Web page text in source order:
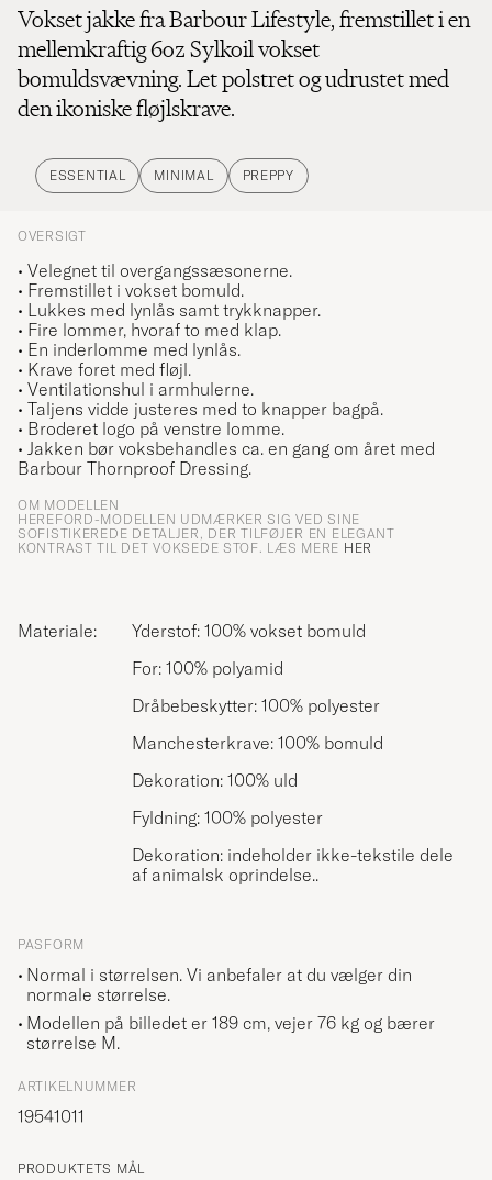
Vokset jakke fra Barbour Lifestyle, fremstillet i en
mellemkraftig 6oz Sylkoil vokset
bomuldsvævning. Let polstret og udrustet med
den ikoniske fløjlskrave.
ESSENTIAL MINIMAL PREPPY
OVERSIGT
• Velegnet til overgangssæsonerne.
• Fremstillet i vokset bomuld.
• Lukkes med lynlås samt trykknapper.
• Fire lommer, hvoraf to med klap.
• En inderlomme med lynlås.
• Krave foret med fløjl.
• Ventilationshul i armhulerne.
• Taljens vidde justeres med to knapper bagpå.
• Broderet logo på venstre lomme.
• Jakken bør voksbehandles ca. en gang om året med
Barbour Thornproof Dressing.
OM MODELLEN
HEREFORD-MODELLEN UDMÆRKER SIG VED SINE
SOFISTIKEREDE DETALJER, DER TILFØJER EN ELEGANT
KONTRAST TIL DET VOKSEDE STOF. LÆS MERE HER
Materiale:
Yderstof: 100% vokset bomuld
For: 100% polyamid
Dråbebeskytter: 100% polyester
Manchesterkrave: 100% bomuld
Dekoration: 100% uld
Fyldning: 100% polyester
Dekoration: indeholder ikke-tekstile dele
af animalsk oprindelse..
PASFORM
Normal i størrelsen. Vi anbefaler at du vælger din
normale størrelse.
Modellen på billedet er 189 cm, vejer 76 kg og bærer
størrelse M.
ARTIKELNUMMER
19541011
PRODUKTETS MÅL